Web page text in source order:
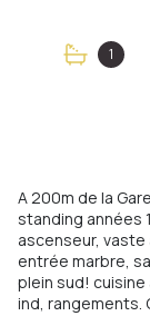
1
A 200m de la
standing années
ascenseur,
entrée marbre,
plein sud!
ind, rangements.